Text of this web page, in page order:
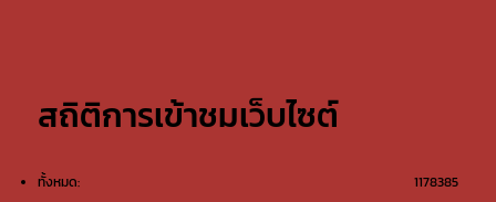
สถิติการเข้าชมเว็บไซต์
1178385
ทั้งหมด: